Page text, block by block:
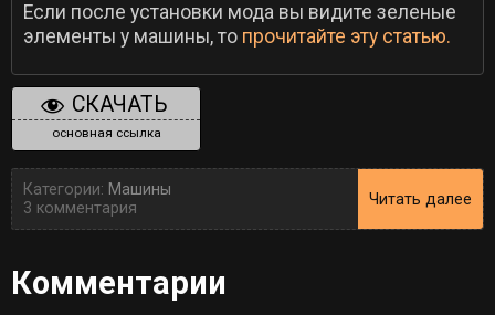
Если после установки мода вы видите зеленые
элементы у машины, то прочитайте эту статью.
СКАЧАТЬ
основная ссылка
Категории: Машины
3 комментария
Читать далее
Комментарии